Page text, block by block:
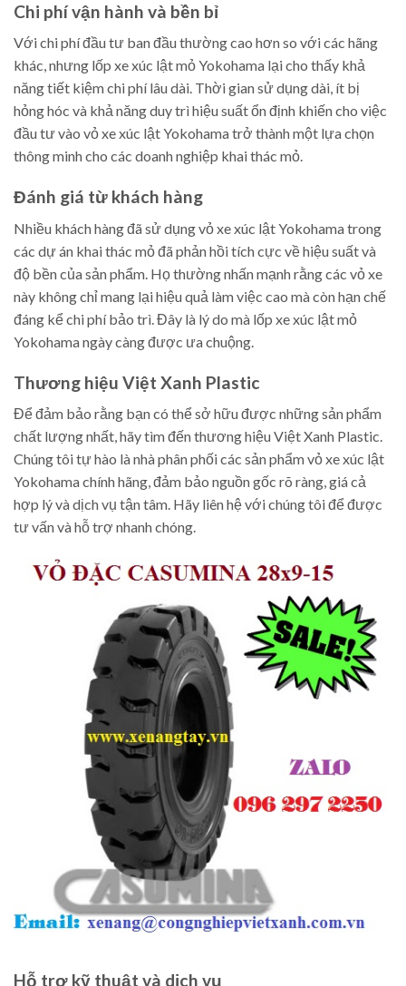
Chi phí vận hành và bền bỉ
Với chi phí đầu tư ban đầu thường cao hơn so với các hãng
khác, nhưng lốp xe xúc lật mỏ Yokohama lại cho thấy khả
năng tiết kiệm chi phí lâu dài. Thời gian sử dụng dài, ít bị
hỏng hóc và khả năng duy trì hiệu suất ổn định khiến cho việc
đầu tư vào vỏ xe xúc lật Yokohama trở thành một lựa chọn
thông minh cho các doanh nghiệp khai thác mỏ.
Đánh giá từ khách hàng
Nhiều khách hàng đã sử dụng vỏ xe xúc lật Yokohama trong
các dự án khai thác mỏ đã phản hồi tích cực về hiệu suất và
độ bền của sản phẩm. Họ thường nhấn mạnh rằng các vỏ xe
này không chỉ mang lại hiệu quả làm việc cao mà còn hạn chế
đáng kể chi phí bảo trì. Đây là lý do mà lốp xe xúc lật mỏ
Yokohama ngày càng được ưa chuộng.
Thương hiệu Việt Xanh Plastic
Để đảm bảo rằng bạn có thể sở hữu được những sản phẩm
chất lượng nhất, hãy tìm đến thương hiệu Việt Xanh Plastic.
Chúng tôi tự hào là nhà phân phối các sản phẩm vỏ xe xúc lật
Yokohama chính hãng, đảm bảo nguồn gốc rõ ràng, giá cả
hợp lý và dịch vụ tận tâm. Hãy liên hệ với chúng tôi để được
tư vấn và hỗ trợ nhanh chóng.
Hỗ trợ kỹ thuật và dịch vụ